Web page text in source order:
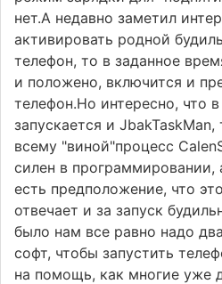
нет.А недавно заметил
активировать родной
телефон, то в заданное
и положено, включится и
телефон.Но интересно, что
запускается и
всему "виной"процесс
силен в программировании,
есть предположение, что
отвечает и за запуск
было нам все равно надо
софт, чтобы запустить
на помощь, как многие уже